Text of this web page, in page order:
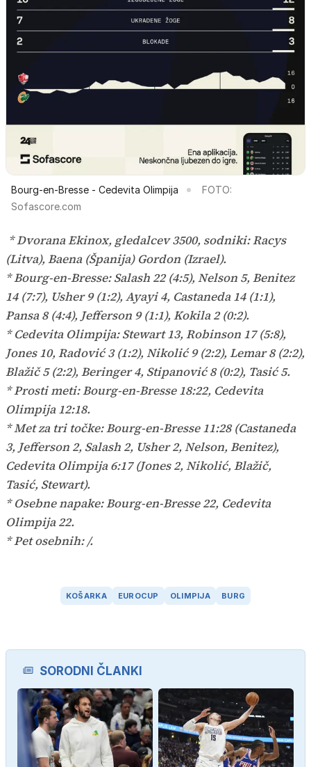
Bourg-en-Bresse - Cedevita Olimpija
FOTO:
Sofascore.com
* Dvorana Ekinox, gledalcev 3500, sodniki: Racys
(Litva), Baena (Španija) Gordon (Izrael).
* Bourg-en-Bresse: Salash 22 (4:5), Nelson 5, Benitez
14 (7:7), Usher 9 (1:2), Ayayi 4, Castaneda 14 (1:1),
Pansa 8 (4:4), Jefferson 9 (1:1), Kokila 2 (0:2).
* Cedevita Olimpija: Stewart 13, Robinson 17 (5:8),
Jones 10, Radović 3 (1:2), Nikolić 9 (2:2), Lemar 8 (2:2),
Blažič 5 (2:2), Beringer 4, Stipanović 8 (0:2), Tasić 5.
* Prosti meti: Bourg-en-Bresse 18:22, Cedevita
Olimpija 12:18.
* Met za tri točke: Bourg-en-Bresse 11:28 (Castaneda
3, Jefferson 2, Salash 2, Usher 2, Nelson, Benitez),
Cedevita Olimpija 6:17 (Jones 2, Nikolić, Blažič,
Tasić, Stewart).
* Osebne napake: Bourg-en-Bresse 22, Cedevita
Olimpija 22.
* Pet osebnih: /.
KOŠARKA EUROCUP OLIMPIJA BURG
SORODNI ČLANKI